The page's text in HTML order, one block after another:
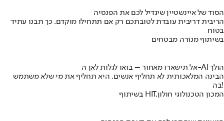
הסוד של איינשטיין שיגדיל לכם את הפנסיה
הריבית דריבית עובדת לטובתכם רק אם תתחילו מוקדם. כך תבנו עתיד
בטוח
בשיתוף מנורה מבטחים
אל תישארו מאחור – בואו לגלות לאן ה-AI הולך
הבינה המלאכותית לא תחליף אנשים, היא תחליף את מי שלא משתמש
בה!
בשיתוף HIT,המכון הטכנולוגי חולון